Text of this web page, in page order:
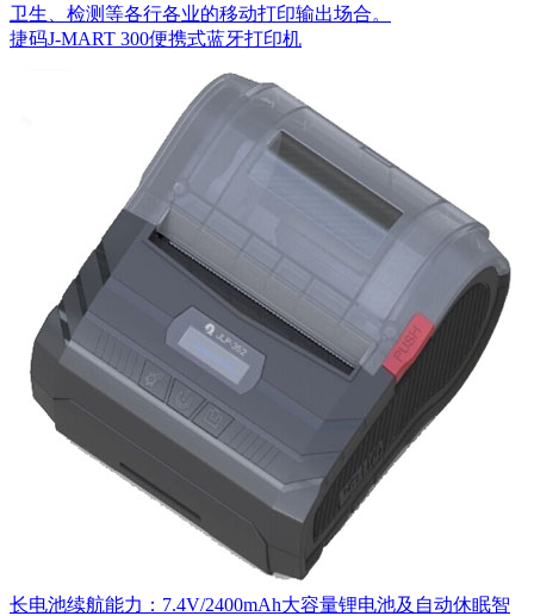
卫生、检测等各行各业的移动打印输出场合。
捷码J-MART 300便携式蓝牙打印机
长电池续航能力：7.4V/2400mAh大容量锂电池及自动休眠智